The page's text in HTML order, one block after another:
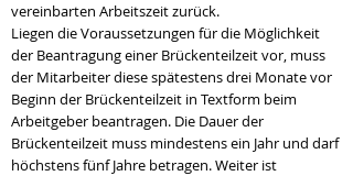
vereinbarten Arbeitszeit zurück.
Liegen die Voraussetzungen für die Möglichkeit
der Beantragung einer Brückenteilzeit vor, muss
der Mitarbeiter diese spätestens drei Monate vor
Beginn der Brückenteilzeit in Textform beim
Arbeitgeber beantragen. Die Dauer der
Brückenteilzeit muss mindestens ein Jahr und darf
höchstens fünf Jahre betragen. Weiter ist